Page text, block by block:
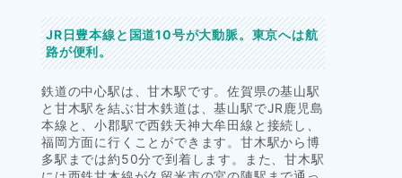
JR日豊本線と国道10号が大動脈。東京へは航
路が便利。
鉄道の中心駅は、甘木駅です。佐賀県の基山駅
と甘木駅を結ぶ甘木鉄道は、基山駅でJR鹿児島
本線と、小郡駅で西鉄天神大牟田線と接続し、
福岡方面に行くことができます。甘木駅から博
多駅までは約50分で到着します。また、甘木駅